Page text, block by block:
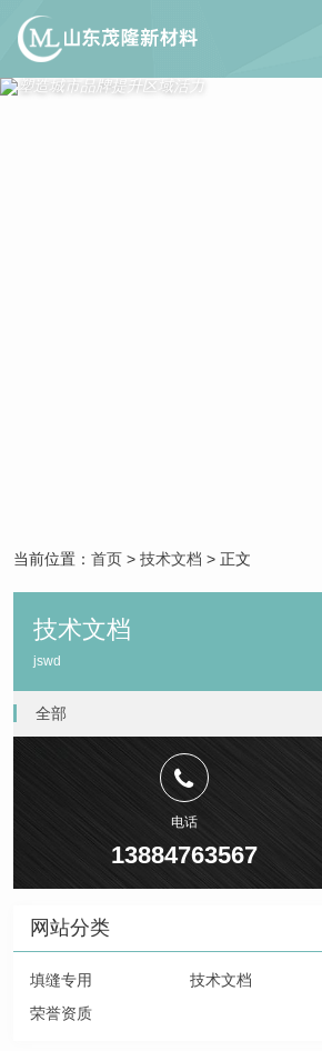
当前位置： 首页 > 技术文档 > 正文
技术文档
jswd
全部
电话
13884763567
网站分类
填缝专用
技术文档
荣誉资质